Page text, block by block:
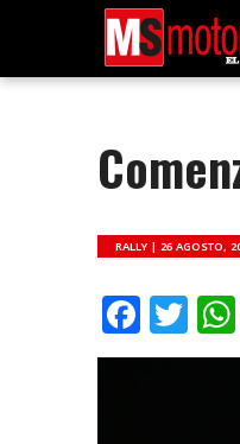
RALLY |26 AGOSTO,